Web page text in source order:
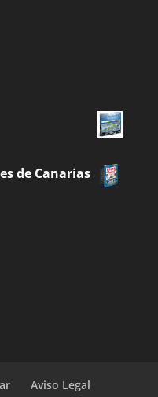
de Canarias
Aviso Legal